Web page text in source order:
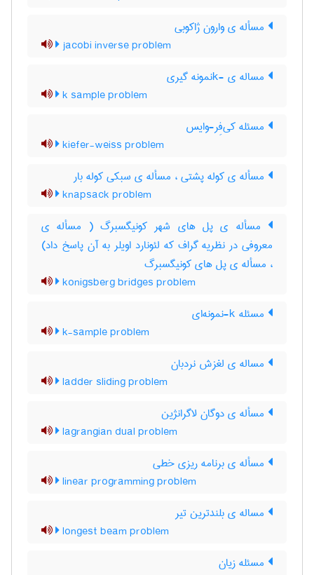
مسأله ی وارون ژاکوبی
jacobi inverse problem
مساله ی -kنمونه گیری
k sample problem
مسئله کی‌فِر-وایس
kiefer-weiss problem
مسأله ی کوله پشتی ، مسأله ی سبکی کوله بار
knapsack problem
مسأله ی پل های شهر کونیگسبرگ ( مسأله ی
معروفی در نظریه گراف که لئونارد اویلر به آن پاسخ داد)
، مسأله ی پل های کونیگسبرگ
konigsberg bridges problem
مسئله k-نمونه‌ای
k-sample problem
مساله ی لغزش نردبان
ladder sliding problem
مسأله ی دوگان لاگرانژین
lagrangian dual problem
مسأله ی برنامه ریزی خطی
linear programming problem
مساله ی بلندترین تیر
longest beam problem
مسئله زیان